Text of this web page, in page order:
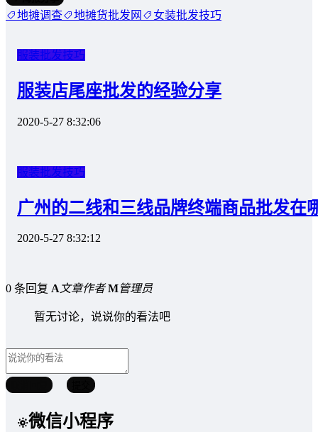
地摊调查 地摊货批发网 女装批发技巧
服装批发技巧
服装店尾座批发的经验分享
2020-5-27 8:32:06
服装批发技巧
广州的二线和三线品牌终端商品批发在
2020-5-27 8:32:12
0 条回复 A文章作者 M管理员
暂无讨论，说说你的看法吧
微信小程序